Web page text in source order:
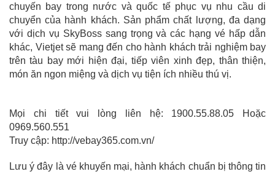
chuyến bay trong nước và quốc tế phục vụ nhu cầu di
chuyển của hành khách. Sản phẩm chất lượng, đa dạng
với dịch vụ SkyBoss sang trọng và các hạng vé hấp dẫn
khác, Vietjet sẽ mang đến cho hành khách trải nghiệm bay
trên tàu bay mới hiện đại, tiếp viên xinh đẹp, thân thiện,
món ăn ngon miệng và dịch vụ tiện ích nhiều thú vị.
Mọi chi tiết vui lòng liên hệ: 1900.55.88.05 Hoặc
0969.560.551
Truy cập: http://vebay365.com.vn/
Lưu ý đây là vé khuyến mại, hành khách chuẩn bị thông tin